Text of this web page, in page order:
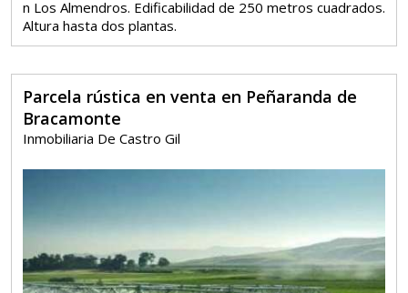
n Los Almendros. Edificabilidad de 250 metros cuadrados.
Altura hasta dos plantas.
Parcela rústica en venta en Peñaranda de
Bracamonte
Inmobiliaria De Castro Gil